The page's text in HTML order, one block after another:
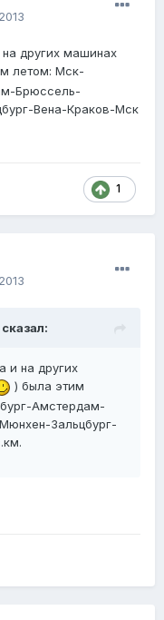
на других машинах
летом: Мск-
Брюссель-
Вена-Краков-Мск
1
и на других
) была этим
Амстердам-
Зальцбург-